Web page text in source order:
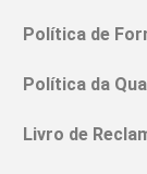
Política de
Política da
Livro de